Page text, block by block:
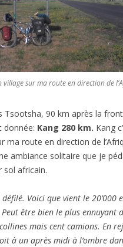
village sur ma route en direction de
Tsootsha, 90 km après la
donnée: Kang 280 km. Kang
ma route en direction de
ambiance solitaire que je
sol africain.
Voici que vient le 20’000
être bien le plus ennuyant
mais cent camions. En
à un après midi à l’ombre